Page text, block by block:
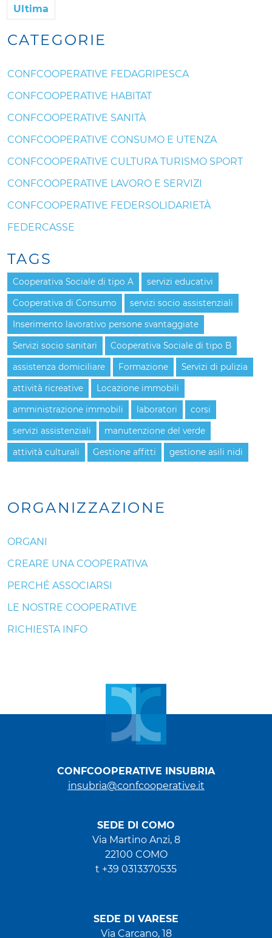
Ultima
ORGANIZZAZIONE
ORGANI
CREARE UNA COOPERATIVA
PERCHÉ ASSOCIARSI
LE NOSTRE COOPERATIVE
RICHIESTA INFO
CATEGORIE
CONFCOOPERATIVE FEDAGRIPESCA
CONFCOOPERATIVE HABITAT
CONFCOOPERATIVE SANITÀ
CONFCOOPERATIVE CONSUMO E UTENZA
CONFCOOPERATIVE CULTURA TURISMO SPORT
CONFCOOPERATIVE LAVORO E SERVIZI
CONFCOOPERATIVE FEDERSOLIDARIETÀ
FEDERCASSE
TAGS
Cooperativa Sociale di tipo A servizi educativi
Cooperativa di Consumo servizi socio assistenziali
Inserimento lavorativo persone svantaggiate
Servizi socio sanitari Cooperativa Sociale di tipo B
assistenza domiciliare Formazione Servizi di pulizia
attività ricreative Locazione immobili
amministrazione immobili laboratori corsi
servizi assistenziali manutenzione del verde
attività culturali Gestione affitti gestione asili nidi
CONFCOOPERATIVE INSUBRIA
insubria@confcooperative.it
SEDE DI COMO
Via Martino Anzi, 8
22100 COMO
t +39 0313370535
SEDE DI VARESE
Via Carcano, 18